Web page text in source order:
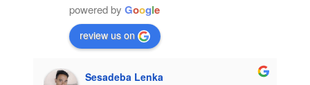
powered by Google
review us on
Sesadeba Lenka